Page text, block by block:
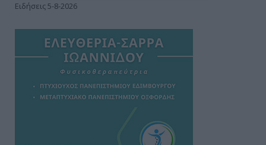
Ειδήσεις 5-8-2026